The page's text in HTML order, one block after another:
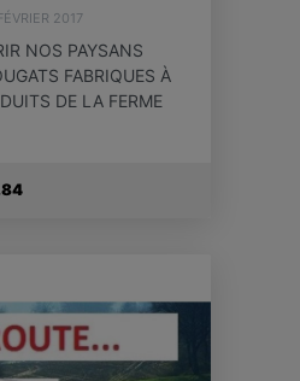
2017
NOS PAYSANS
FABRIQUES À
DE LA FERME